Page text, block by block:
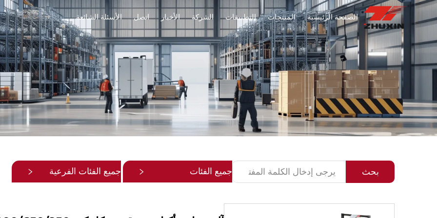
الصفحة الرئيسية المنتجات التطبيقات الشركة الأخبار اتصل الأسئلة الشائعة
جميع الفئات جميع الفئات الفرعية بحث